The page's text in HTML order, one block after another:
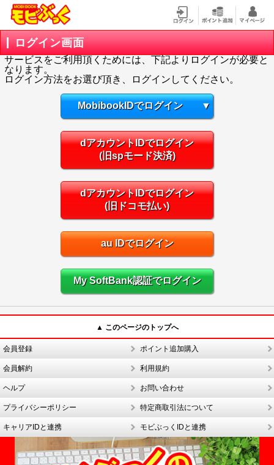
ログイン画面
サービスをご利用頂くためには、下記よりログインが必要と
なります。
ログイン方法をお選び頂き、ログインしてください。
MobibookIDでログイン ▼
dアカウントIDでログイン
(旧spモード決済)
dアカウントIDでログイン
(旧ドコモ払い)
au IDでログイン
My SoftBank認証でログイン
▲ このページのトップへ
会員登録 ポイント追加購入
会員解約 利用規約
ヘルプ お問い合わせ
プライバシーポリシー 特定商取引法について
キャリアIDと連携 モビぶっくIDと連携